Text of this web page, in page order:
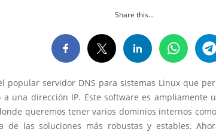
Share this...
popular servidor DNS para sistemas Linux que
a una dirección IP. Este software es ampliamente
queremos tener varios dominios internos
de las soluciones más robustas y estables.